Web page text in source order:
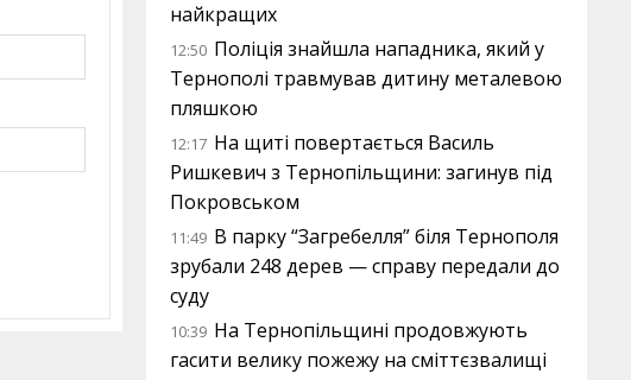
найкращих
12:50 Поліція знайшла нападника, який у
Тернополі травмував дитину металевою
пляшкою
12:17 На щиті повертається Василь
Ришкевич з Тернопільщини: загинув під
Покровськом
11:49 В парку “Загребелля” біля Тернополя
зрубали 248 дерев — справу передали до
суду
10:39 На Тернопільщині продовжують
гасити велику пожежу на сміттєзвалищі